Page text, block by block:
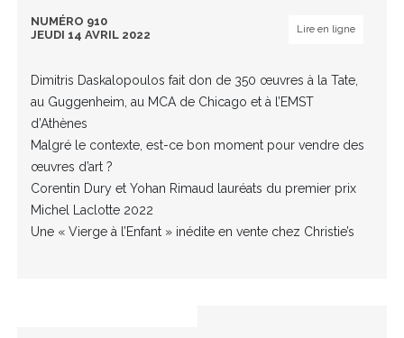
NUMÉRO 910
JEUDI 14 AVRIL 2022
Lire en ligne
Dimitris Daskalopoulos fait don de 350 œuvres à la Tate,
au Guggenheim, au MCA de Chicago et à l’EMST
d’Athènes
Malgré le contexte, est-ce bon moment pour vendre des
œuvres d’art ?
Corentin Dury et Yohan Rimaud lauréats du premier prix
Michel Laclotte 2022
Une « Vierge à l’Enfant » inédite en vente chez Christie’s